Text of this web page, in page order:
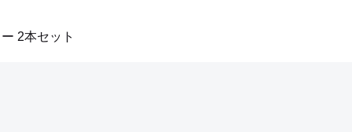
2本セット